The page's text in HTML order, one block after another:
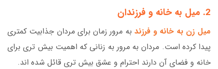
2. میل به خانه و فرزندان
میل زن به خانه و فرزند به مرور زمان برای مردان جذابیت کمتری
پیدا کرده است. مردان به مرور به زنانی که اهمیت بیش تری برای
خانه و فضای آن دارند احترام و عشق بیش تری قائل شده اند.